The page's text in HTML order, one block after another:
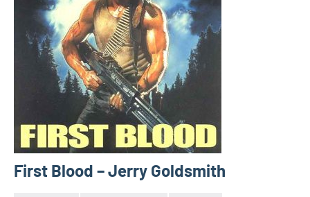
First Blood – Jerry Goldsmith